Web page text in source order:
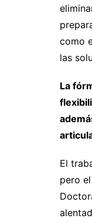
como
las
La
El
pero